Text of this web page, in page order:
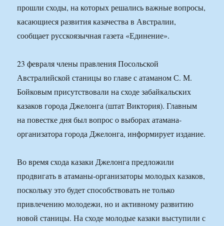
прошли сходы, на которых решались важные вопросы,
касающиеся развития казачества в Австралии,
сообщает русскоязычная газета «Единение».
23 февраля члены правления Посольской
Австралийской станицы во главе с атаманом С. М.
Бойковым присутствовали на сходе забайкальских
казаков города Джелонга (штат Виктория). Главным
на повестке дня был вопрос о выборах атамана-
организатора города Джелонга, информирует издание.
Во время схода казаки Джелонга предложили
продвигать в атаманы-организаторы молодых казаков,
поскольку это будет способствовать не только
привлечению молодежи, но и активному развитию
новой станицы. На сходе молодые казаки выступили с